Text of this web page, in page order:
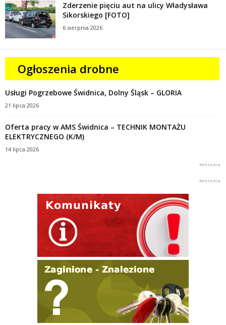
Zderzenie pięciu aut na ulicy Władysława
Sikorskiego [FOTO]
6 sierpnia 2026
Ogłoszenia drobne
Usługi Pogrzebowe Świdnica, Dolny Śląsk – GLORIA
21 lipca 2026
Oferta pracy w AMS Świdnica – TECHNIK MONTAŻU
ELEKTRYCZNEGO (K/M)
14 lipca 2026